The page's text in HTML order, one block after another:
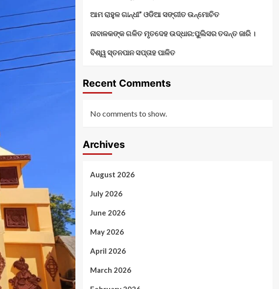
ଆମ ରାହୁଳ ଗାନ୍ଧୀ” ଓଡିଆ ସଙ୍ଗୀତ ଉନ୍ମୋଚିତ
ନାବାଳକଙ୍କ ଗଳିତ ମୃତଦେହ ଉଦ୍ଧାର:ପୁଲିସର ତଦନ୍ତ ଜାରି ।
ବିଶ୍ୱ ସ୍ତନପାନ ସପ୍ତାହ ପାଳିତ
Recent Comments
No comments to show.
Archives
August 2026
July 2026
June 2026
May 2026
April 2026
March 2026